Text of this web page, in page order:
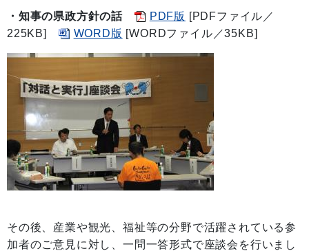
・知事の県政方針の話 PDF版 [PDFファイル／
225KB]
WORD版 [WORDファイル／35KB]
その後、産業や観光、福祉等の分野で活躍されている参
加者のご意見に対し、一問一答形式で座談会を行いまし